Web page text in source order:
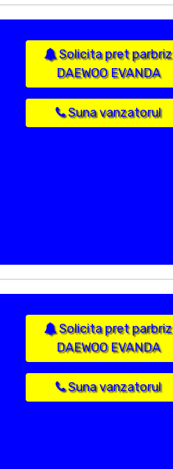
Solicita pret parbriz
DAEWOO EVANDA
Suna vanzatorul
Solicita pret parbriz
DAEWOO EVANDA
Suna vanzatorul